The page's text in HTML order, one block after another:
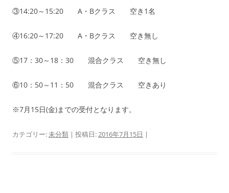
③14:20～15:20 A・Bクラス 空き1名
④16:20～17:20 A・Bクラス 空き無し
⑤17：30～18：30 混合クラス 空き無し
⑥10：50～11：50 混合クラス 空きあり
※7月15日(金)までの受付となります。
カテゴリー:未分類 | 投稿日:2016年7月15日 |